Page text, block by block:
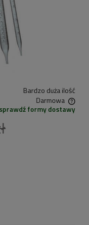
Bardzo duża ilość
Darmowa
płatności
sprawdź formy dostawy